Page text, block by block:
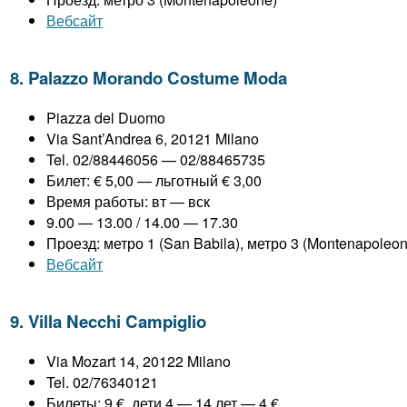
Вебсайт
8. Palazzo Morando Costume Moda
Piazza del Duomo
Via Sant’Andrea 6, 20121 Milano
Tel. 02/88446056 — 02/88465735
Билет: € 5,00 — льготный € 3,00
Время работы: вт — вск
9.00 — 13.00 / 14.00 — 17.30
Проезд: метро 1 (San Babila), метро 3
Вебсайт
9. Villa Necchi Campiglio
Via Mozart 14, 20122 Milano
Tel. 02/76340121